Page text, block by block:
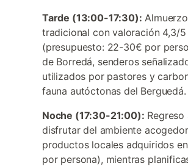
Tarde (13:00-17:30):
tradicional con valoración 4,3/
(presupuesto: 22-30€ por
de Borredá, senderos
utilizados por pastores y
fauna autóctonas del Berguedá.
Noche (17:30-21:00): Regreso
disfrutar del ambiente
productos locales adquiridos
por persona), mientras